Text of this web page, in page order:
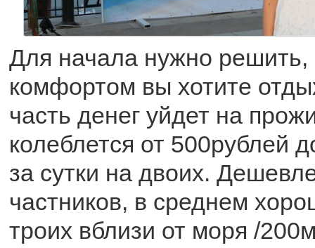
Для начала нужно решить,
комфортом вы хотите
часть денег уйдет на
колеблется от 500рублей
за сутки на двоих.
частников, в среднем
троих вблизи от моря /